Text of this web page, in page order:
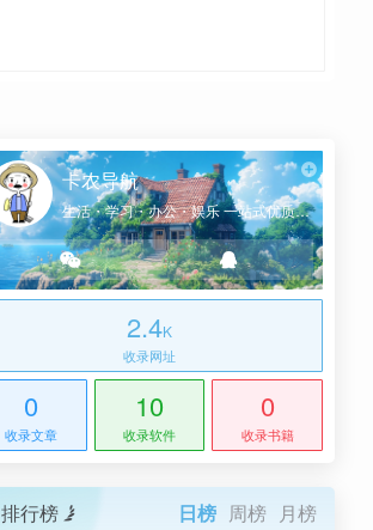
卡农导航
生活・学习・办公・娱乐 一站式优质网址导航
2.4K
收录网址
0
收录文章
10
收录软件
0
收录书籍
排行榜 日榜 周榜 月榜